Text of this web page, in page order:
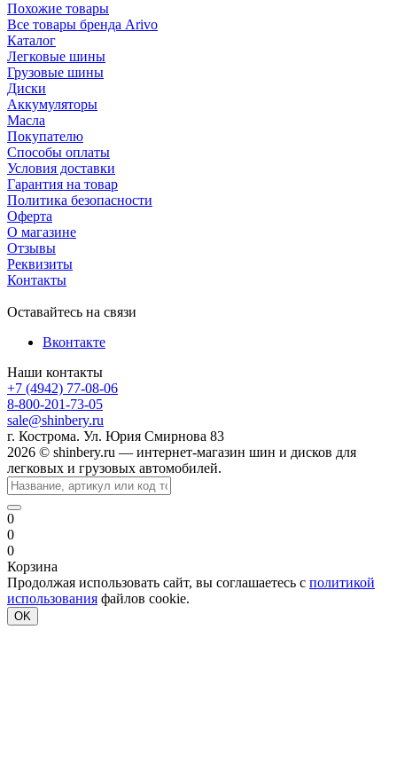
Похожие товары
Все товары бренда Arivo
Каталог
Легковые шины
Грузовые шины
Диски
Аккумуляторы
Масла
Покупателю
Способы оплаты
Условия доставки
Гарантия на товар
Политика безопасности
Оферта
О магазине
Отзывы
Реквизиты
Контакты
Оставайтесь на связи
Вконтакте
Наши контакты
+7 (4942) 77-08-06
8-800-201-73-05
sale@shinbery.ru
г. Кострома. Ул. Юрия Смирнова 83
2026 © shinbery.ru — интернет-магазин шин и дисков для
легковых и грузовых автомобилей.
0
0
0
Корзина
Продолжая использовать сайт, вы соглашаетесь с политикой
использования файлов cookie.
OK